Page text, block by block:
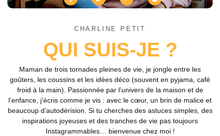
CHARLINE PETIT
QUI SUIS-JE ?
Maman de trois tornades pleines de vie, je jongle entre les
goûters, les coussins et les idées déco (souvent en pyjama, café
froid à la main). Passionnée par l’univers de la maison et de
l’enfance, j’écris comme je vis : avec le cœur, un brin de malice et
beaucoup d’autodérision. Si tu cherches des astuces simples, des
inspirations joyeuses et des tranches de vie pas toujours
Instagrammables… bienvenue chez moi !